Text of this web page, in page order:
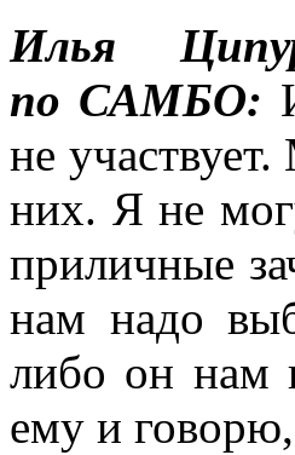
Илья
по САМБО:
не
них. Я не
приличные
нам надо
либо он нам
ему и